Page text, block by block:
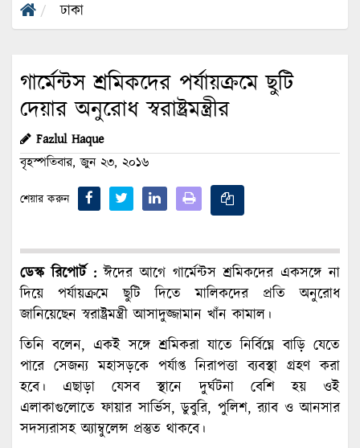
ঢাকা
গার্মেন্টস শ্রমিকদের পর্যায়ক্রমে ছুটি
দেয়ার অনুরোধ স্বরাষ্ট্রমন্ত্রীর
Fazlul Haque
বৃহস্পতিবার, জুন ২৩, ২০১৬
শেয়ার করুন
ডেস্ক রিপোর্ট : ঈদের আগে গার্মেন্টস শ্রমিকদের একসঙ্গে না
দিয়ে পর্যায়ক্রমে ছুটি দিতে মালিকদের প্রতি অনুরোধ
জানিয়েছেন স্বরাষ্ট্রমন্ত্রী আসাদুজ্জামান খাঁন কামাল।
তিনি বলেন, একই সঙ্গে শ্রমিকরা যাতে নির্বিঘ্নে বাড়ি যেতে
পারে সেজন্য মহাসড়কে পর্যাপ্ত নিরাপত্তা ব্যবস্থা গ্রহণ করা
হবে। এছাড়া যেসব স্থানে দুর্ঘটনা বেশি হয় ওই
এলাকাগুলোতে ফায়ার সার্ভিস, ডুবুরি, পুলিশ, র‌্যাব ও আনসার
সদস্যরাসহ অ্যাম্বুলেন্স প্রস্তুত থাকবে।